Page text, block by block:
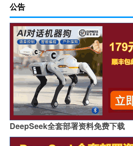
公告
DeepSeek全套部署资料免费下载